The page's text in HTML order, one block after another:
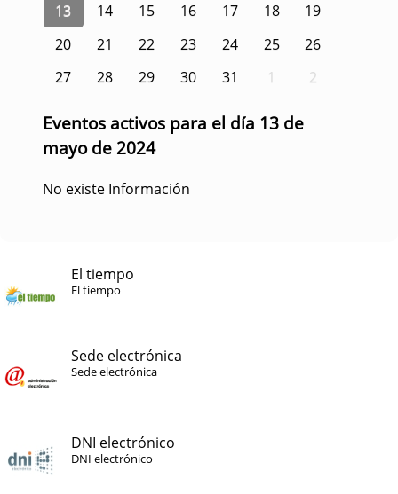
13
14 15 16 17 18
19
20
21 22 23 24 25
26
27
28 29 30 31 1 2
Eventos activos para el día 13 de
mayo de 2024
No existe Información
El tiempo
El tiempo
Sede electrónica
Sede electrónica
DNI electrónico
DNI electrónico